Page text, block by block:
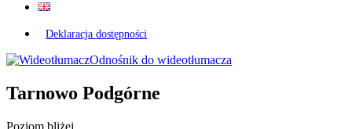
Deklaracja dostępności
Odnośnik do wideotłumacza
Tarnowo Podgórne
Poziom bliżej